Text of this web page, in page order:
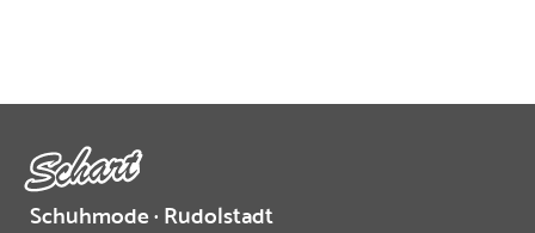
Schuhmode · Rudolstadt